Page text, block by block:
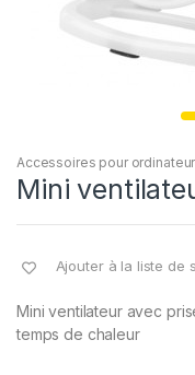
Accessoires pour ordinateur
Mini
Ajouter à la liste de
Mini ventilateur avec
temps de chaleur